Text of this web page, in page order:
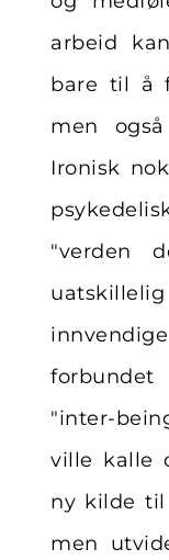
arbeid
bare til å
men
Ironisk
"verden
"inter-
ville kalle
ny kilde
men